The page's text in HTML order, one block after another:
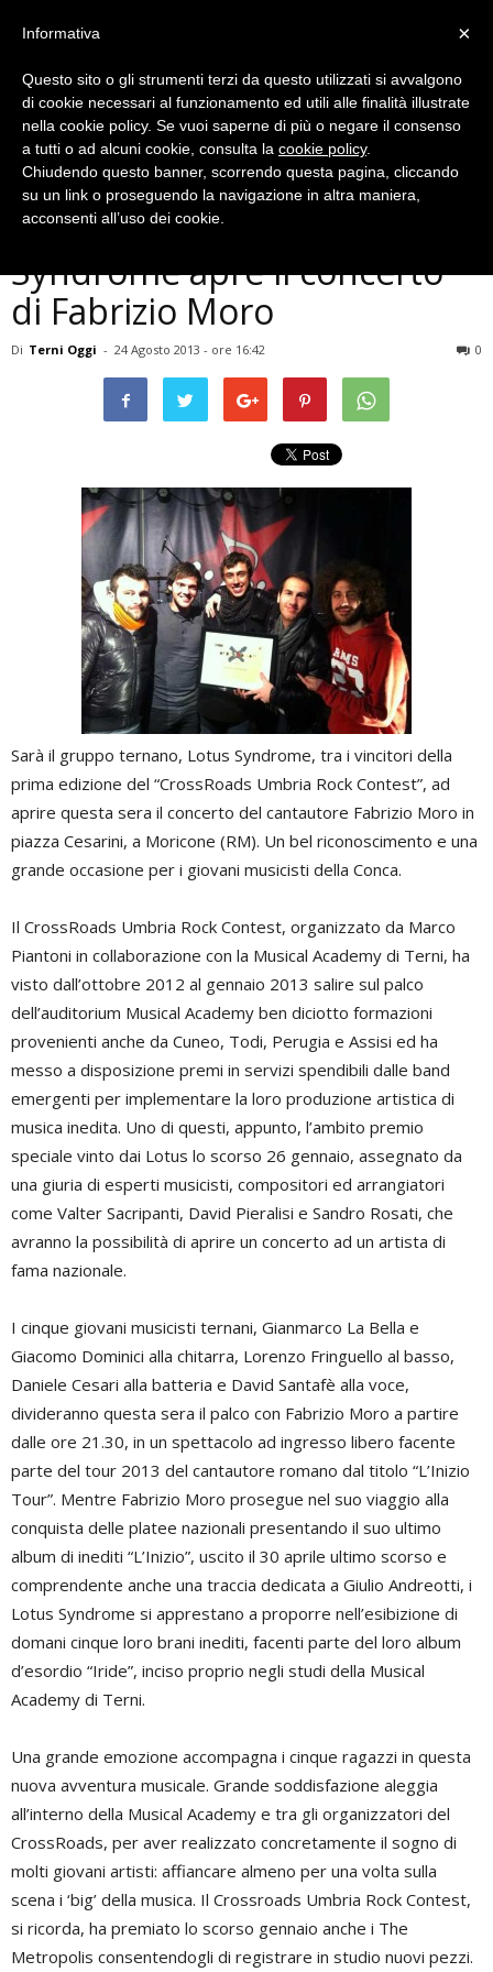
Musica e Spettacoli
La band ternana Lotus
Syndrome apre il concerto
di Fabrizio Moro
Di Terni Oggi - 24 Agosto 2013 - ore 16:42 0
Sarà il gruppo ternano, Lotus Syndrome, tra i vincitori della
prima edizione del “CrossRoads Umbria Rock Contest”, ad
aprire questa sera il concerto del cantautore Fabrizio Moro in
piazza Cesarini, a Moricone (RM). Un bel riconoscimento e una
grande occasione per i giovani musicisti della Conca.
Il CrossRoads Umbria Rock Contest, organizzato da Marco
Piantoni in collaborazione con la Musical Academy di Terni, ha
visto dall’ottobre 2012 al gennaio 2013 salire sul palco
dell’auditorium Musical Academy ben diciotto formazioni
provenienti anche da Cuneo, Todi, Perugia e Assisi ed ha
messo a disposizione premi in servizi spendibili dalle band
emergenti per implementare la loro produzione artistica di
musica inedita. Uno di questi, appunto, l’ambito premio
speciale vinto dai Lotus lo scorso 26 gennaio, assegnato da
una giuria di esperti musicisti, compositori ed arrangiatori
come Valter Sacripanti, David Pieralisi e Sandro Rosati, che
avranno la possibilità di aprire un concerto ad un artista di
fama nazionale.
I cinque giovani musicisti ternani, Gianmarco La Bella e
Giacomo Dominici alla chitarra, Lorenzo Fringuello al basso,
Daniele Cesari alla batteria e David Santafè alla voce,
divideranno questa sera il palco con Fabrizio Moro a partire
dalle ore 21.30, in un spettacolo ad ingresso libero facente
parte del tour 2013 del cantautore romano dal titolo “L’Inizio
Tour”. Mentre Fabrizio Moro prosegue nel suo viaggio alla
conquista delle platee nazionali presentando il suo ultimo
album di inediti “L’Inizio”, uscito il 30 aprile ultimo scorso e
comprendente anche una traccia dedicata a Giulio Andreotti, i
Lotus Syndrome si apprestano a proporre nell’esibizione di
domani cinque loro brani inediti, facenti parte del loro album
d’esordio “Iride”, inciso proprio negli studi della Musical
Academy di Terni.
Una grande emozione accompagna i cinque ragazzi in questa
nuova avventura musicale. Grande soddisfazione aleggia
all’interno della Musical Academy e tra gli organizzatori del
CrossRoads, per aver realizzato concretamente il sogno di
molti giovani artisti: affiancare almeno per una volta sulla
scena i ‘big’ della musica. Il Crossroads Umbria Rock Contest,
si ricorda, ha premiato lo scorso gennaio anche i The
Metropolis consentendogli di registrare in studio nuovi pezzi.
×
Informativa
Questo sito o gli strumenti terzi da questo utilizzati si avvalgono
di cookie necessari al funzionamento ed utili alle finalità illustrate
nella cookie policy. Se vuoi saperne di più o negare il consenso
a tutti o ad alcuni cookie, consulta la cookie policy.
Chiudendo questo banner, scorrendo questa pagina, cliccando
su un link o proseguendo la navigazione in altra maniera,
acconsenti all’uso dei cookie.